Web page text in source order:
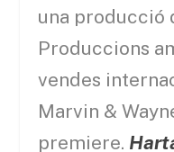
una producció
Produccions
vendes
Marvin &
premiere.